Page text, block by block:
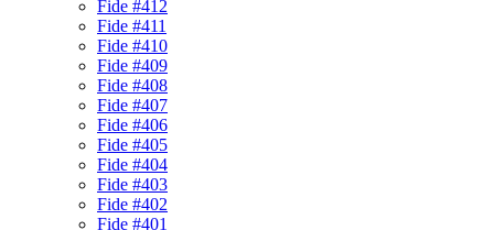
Fide #412
Fide #411
Fide #410
Fide #409
Fide #408
Fide #407
Fide #406
Fide #405
Fide #404
Fide #403
Fide #402
Fide #401